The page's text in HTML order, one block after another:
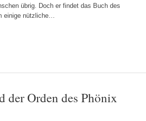
übrig. Doch er findet das Buch des
einige nützliche…
der Orden des Phönix